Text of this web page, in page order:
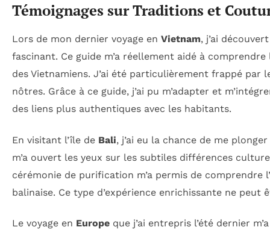
Témoignages sur Traditions et
Lors de mon dernier voyage en Vietnam, j’ai
fascinant. Ce guide m’a réellement aidé à
des Vietnamiens. J’ai été particulièrement frappé
nôtres. Grâce à ce guide, j’ai pu m’adapter et
des liens plus authentiques avec les habitants.
En visitant l’île de Bali, j’ai eu la chance de me
m’a ouvert les yeux sur les subtiles différences
cérémonie de purification m’a permis de
balinaise. Ce type d’expérience enrichissante ne peut
Le voyage en Europe que j’ai entrepris l’été dernier